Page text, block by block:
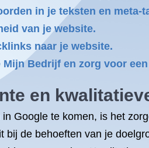
in je teksten en meta-
van je website.
naar je website.
Mijn Bedrijf en zorg voor
en
Google te komen, is het
bij de behoeften van je